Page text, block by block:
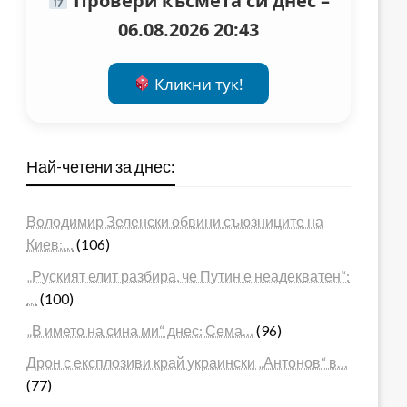
06.08.2026 20:43
Кликни тук!
Най-четени за днес:
Володимир Зеленски обвини съюзниците на
Киев:…
(106)
„Руският елит разбира, че Путин е неадекватен“:
(100)
„В името на сина ми“ днес: Сема…
(96)
Дрон с експлозиви край украински „Антонов“ в…
(77)